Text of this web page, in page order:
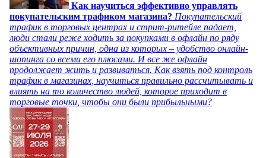
Как научиться эффективно управлять
покупательским трафиком магазина? Покупательский
трафик в торговых центрах и стрит-ритейле падает,
люди стали реже ходить за покупками в офлайн по ряду
объективных причин, одна из которых – удобство онлайн-
шопинга со всеми его плюсами. И все же офлайн
продолжает жить и развиваться. Как взять под контроль
трафик в магазинах, научиться правильно рассчитывать и
влиять на то количество людей, которое приходит в
торговые точки, чтобы они были прибыльными?